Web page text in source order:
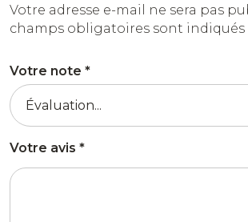
Votre adresse e-mail ne sera pas
champs obligatoires sont indiqués
Votre note *
Votre avis *